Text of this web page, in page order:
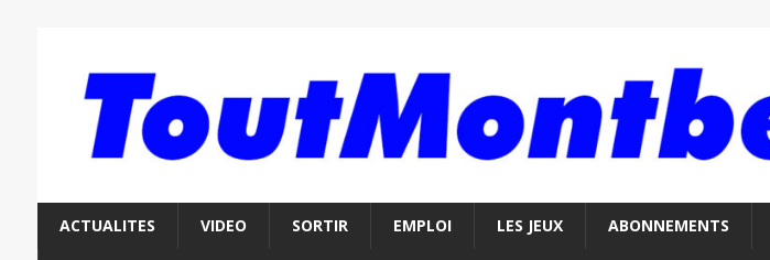
ACTUALITES VIDEO SORTIR EMPLOI LES JEUX ABONNEMENTS